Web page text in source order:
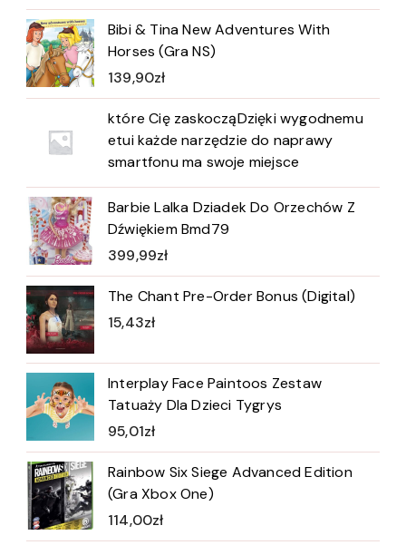
Bibi & Tina New Adventures With
Horses (Gra NS)
139,90zł
które Cię zaskocząDzięki wygodnemu
etui każde narzędzie do naprawy
smartfonu ma swoje miejsce
Barbie Lalka Dziadek Do Orzechów Z
Dźwiękiem Bmd79
399,99zł
The Chant Pre-Order Bonus (Digital)
15,43zł
Interplay Face Paintoos Zestaw
Tatuaży Dla Dzieci Tygrys
95,01zł
Rainbow Six Siege Advanced Edition
(Gra Xbox One)
114,00zł